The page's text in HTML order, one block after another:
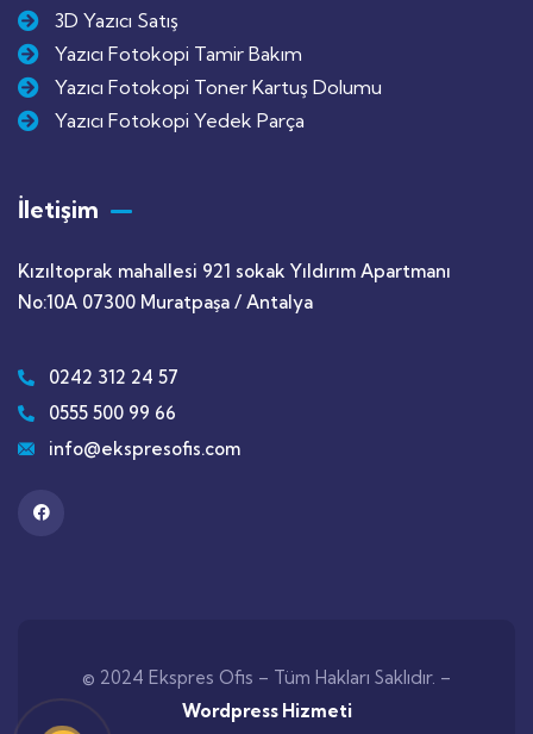
3D Yazıcı Satış
Yazıcı Fotokopi Tamir Bakım
Yazıcı Fotokopi Toner Kartuş Dolumu
Yazıcı Fotokopi Yedek Parça
İletişim
Kızıltoprak mahallesi 921 sokak Yıldırım Apartmanı
No:10A 07300 Muratpaşa / Antalya
0242 312 24 57
0555 500 99 66
info@ekspresofis.com
© 2024 Ekspres Ofis – Tüm Hakları Saklıdır. –
Wordpress Hizmeti